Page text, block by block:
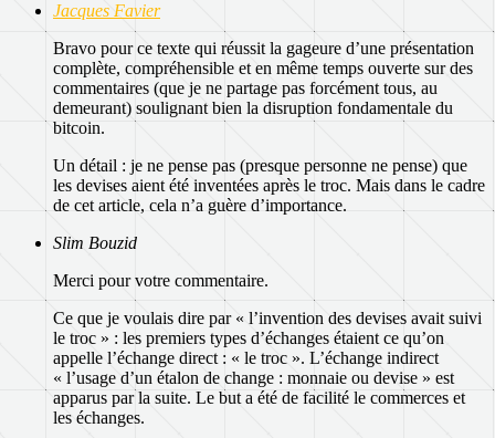
Jacques Favier
Bravo pour ce texte qui réussit la gageure d’une présentation
complète, compréhensible et en même temps ouverte sur des
commentaires (que je ne partage pas forcément tous, au
demeurant) soulignant bien la disruption fondamentale du
bitcoin.
Un détail : je ne pense pas (presque personne ne pense) que
les devises aient été inventées après le troc. Mais dans le cadre
de cet article, cela n’a guère d’importance.
Slim Bouzid
Merci pour votre commentaire.
Ce que je voulais dire par « l’invention des devises avait suivi
le troc » : les premiers types d’échanges étaient ce qu’on
appelle l’échange direct : « le troc ». L’échange indirect
« l’usage d’un étalon de change : monnaie ou devise » est
apparus par la suite. Le but a été de facilité le commerces et
les échanges.